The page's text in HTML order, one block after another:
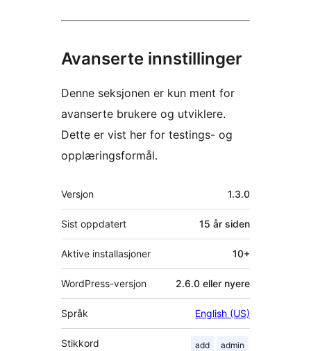
Avanserte innstillinger
Denne seksjonen er kun ment for
avanserte brukere og utviklere.
Dette er vist her for testings- og
opplæringsformål.
Meta
Versjon 1.3.0
Sist oppdatert 15 år siden
Aktive installasjoner 10+
WordPress-versjon 2.6.0 eller nyere
Språk English (US)
Stikkord add admin